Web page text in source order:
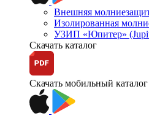
Внешняя
Изолированная
УЗИП «Юпитер»
Скачать каталог
Скачать мобильный каталог